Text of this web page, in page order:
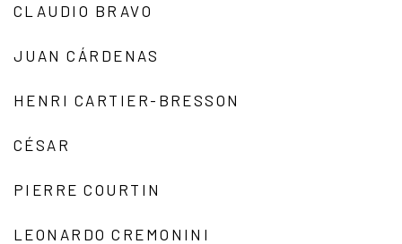
CLAUDIO BRAVO
JUAN CÁRDENAS
HENRI CARTIER-BRESSON
CÉSAR
PIERRE COURTIN
LEONARDO CREMONINI